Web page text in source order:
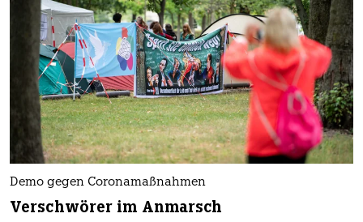
Demo gegen Coronamaßnahmen
Verschwörer im Anmarsch